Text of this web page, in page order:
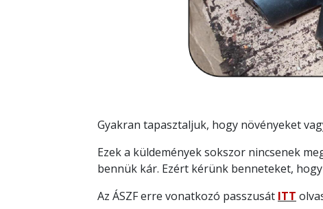
Gyakran tapasztaljuk, hogy növényeket
Ezek a küldemények sokszor nincsenek
bennük kár. Ezért kérünk benneteket, hogy
Az ÁSZF erre vonatkozó passzusát ITT